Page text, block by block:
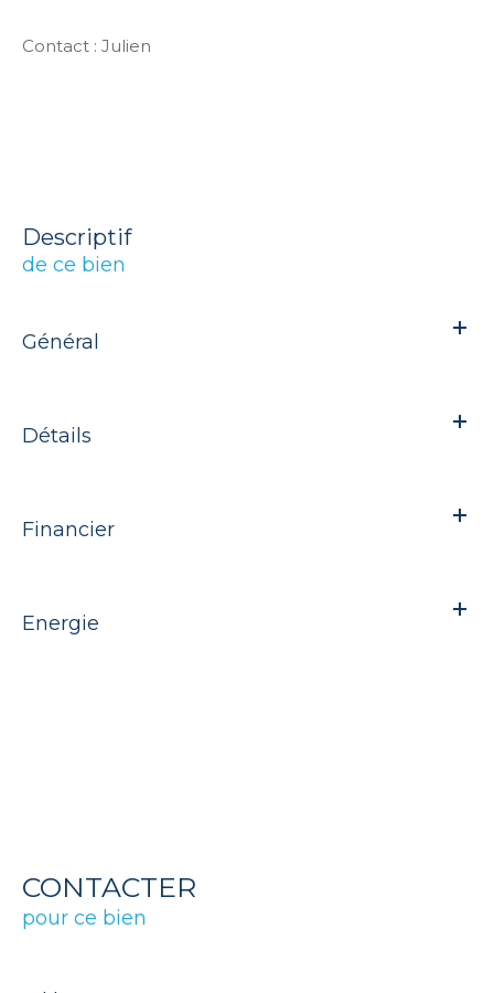
Contact : Julien
descriptif
de ce bien
Général
Détails
Financier
Energie
CONTACTER
pour ce bien